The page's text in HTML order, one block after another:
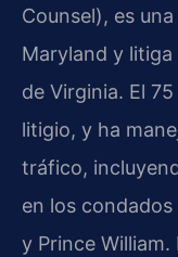
Counsel), es
Maryland y
de Virginia. El
litigio, y ha
tráfico,
en los
y Prince